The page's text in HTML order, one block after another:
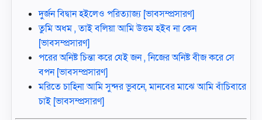
দুর্জন বিদ্বান হইলেও পরিত্যাজ্য [ভাবসম্প্রসারণ]
তুমি অধম , তাই বলিয়া আমি উত্তম হইব না কেন
[ভাবসম্প্রসারণ]
পরের অনিষ্ট চিন্তা করে যেই জন , নিজের অনিষ্ট বীজ করে সে
বপন [ভাবসম্প্রসারণ]
মরিতে চাহিনা আমি সুন্দর ভুবনে, মানবের মাঝে আমি বাঁচিবারে
চাই [ভাবসম্প্রসারণ]